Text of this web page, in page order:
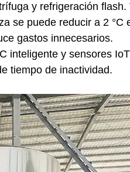
y refrigeración flash.
se puede reducir a 2 °C
gastos innecesarios.
inteligente y sensores
tiempo de inactividad.